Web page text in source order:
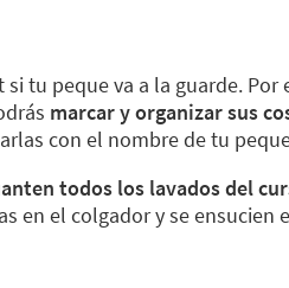
si tu peque va a la guarde.
marcar y organizar sus
con el nombre de tu
todos los lavados del
en el colgador y se